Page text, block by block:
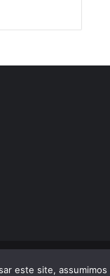
este site,